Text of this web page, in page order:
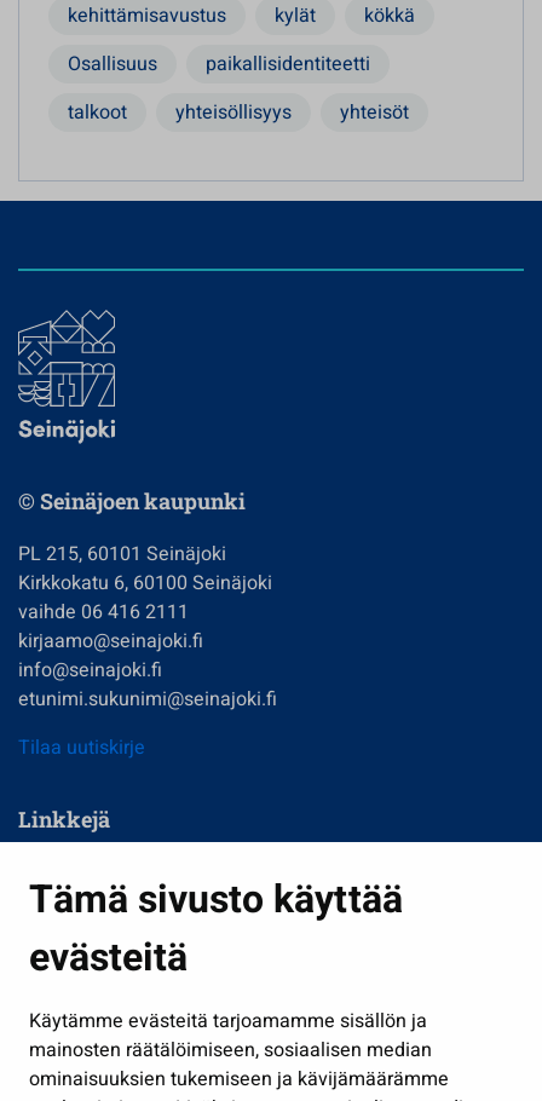
Tämä sivusto käyttää
evästeitä
Käytämme evästeitä tarjoamamme sisällön ja
mainosten räätälöimiseen, sosiaalisen median
ominaisuuksien tukemiseen ja kävijämäärämme
kehittämisavustus
kylät
kökkä
Osallisuus
paikallisidentiteetti
talkoot
yhteisöllisyys yhteisöt
© Seinäjoen kaupunki
PL 215, 60101 Seinäjoki
Kirkkokatu 6, 60100 Seinäjoki
vaihde 06 416 2111
kirjaamo@seinajoki.fi
info@seinajoki.fi
etunimi.sukunimi@seinajoki.fi
Tilaa uutiskirje
Linkkejä
Kasvatus ja opetus
Kulttuuri ja liikunta
Työ ja yrittäminen
Osallistu ja asioi